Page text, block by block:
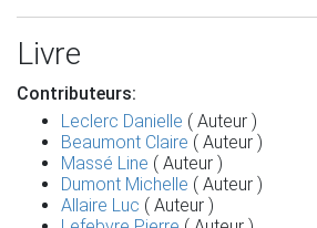
Livre
Contributeurs:
Leclerc Danielle ( Auteur )
Beaumont Claire ( Auteur )
Massé Line ( Auteur )
Dumont Michelle ( Auteur )
Allaire Luc ( Auteur )